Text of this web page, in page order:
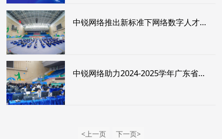
中锐网络推出新标准下网络数字人才培养解决方案，助力职业院校人才培养体系建设
中锐网络助力2024-2025学年广东省职业院校技能大赛“网络系统管理”赛项圆满完成
<上一页 下一页>